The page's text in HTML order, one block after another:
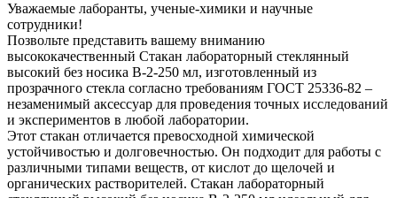
Уважаемые лаборанты, ученые-химики и научные
сотрудники!
Позвольте представить вашему вниманию
высококачественный Стакан лабораторный стеклянный
высокий без носика В-2-250 мл, изготовленный из
прозрачного стекла согласно требованиям ГОСТ 25336-82 –
незаменимый аксессуар для проведения точных исследований
и экспериментов в любой лаборатории.
Этот стакан отличается превосходной химической
устойчивостью и долговечностью. Он подходит для работы с
различными типами веществ, от кислот до щелочей и
органических растворителей. Стакан лабораторный